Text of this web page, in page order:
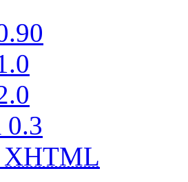
0.3
XHTML